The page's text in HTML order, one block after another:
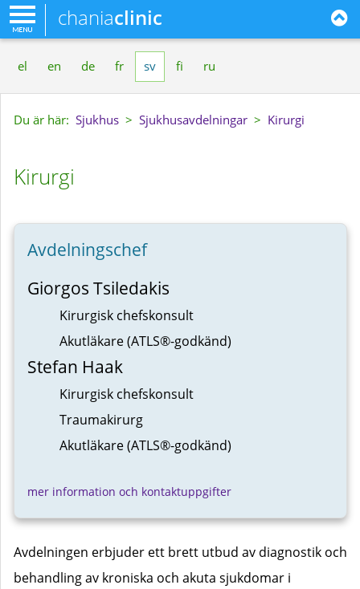
el en de fr sv fi ru
Du är här: Sjukhus > Sjukhusavdelningar > Kirurgi
Kirurgi
Avdelningschef
Giorgos Tsiledakis
Kirurgisk chefskonsult
Akutläkare (ATLS®-godkänd)
Stefan Haak
Kirurgisk chefskonsult
Traumakirurg
Akutläkare (ATLS®-godkänd)
mer information och kontaktuppgifter
Avdelningen erbjuder ett brett utbud av diagnostik och
behandling av kroniska och akuta sjukdomar i
chaniaclinic